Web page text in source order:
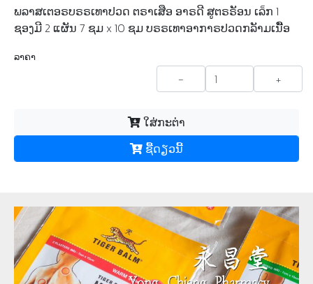
ພລາສເຕອຣບຣຣເທາປວດ ຕຣາເສືອ ອາຣດີ ສູຕຣຣັອນ ເລ็ກ 1
ຊອງມີ 2 ແຜັນ 7 ຊມ x 10 ຊມ ບຣຣເທາອາກາຣປວດກລັາມເນືັອ
ລາຄາ
- +
ໃສ່ກະຕ່າ
ຊື້​ດຽວ​ນີ້